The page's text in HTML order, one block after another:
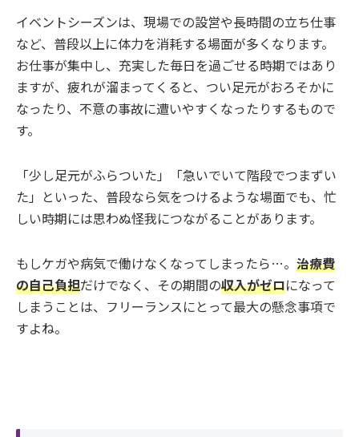
イベントシーズンは、現場での設営や長時間の立ち仕事
など、普段以上に体力を消耗する場面が多くなります。
お仕事が集中し、充実した毎日を過ごせる時期ではあり
ますが、疲れが溜まってくると、つい足元がおろそかに
なったり、不意の事故に遭いやすくなったりするもので
す。
「少し足元がふらついた」「急いでいて階段でつまずい
た」といった、普段なら気をつけるような場面でも、忙
しい時期には思わぬ怪我につながることがあります。
もしケガや病気で働けなくなってしまったら…。 治療費
の自己負担だけでなく、その期間の収入がゼロになって
しまうことは、フリーランスにとって最大の懸念事項で
すよね。